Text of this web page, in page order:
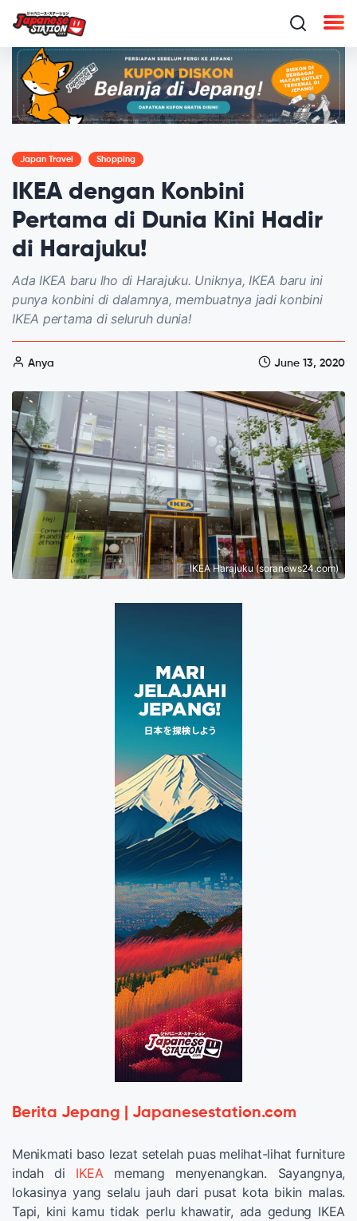
Japan Travel Shopping
IKEA dengan Konbini
Pertama di Dunia Kini Hadir
di Harajuku!
Ada IKEA baru lho di Harajuku. Uniknya, IKEA baru ini
punya konbini di dalamnya, membuatnya jadi konbini
IKEA pertama di seluruh dunia!
Anya June 13, 2020
IKEA Harajuku (soranews24.com)
Berita Jepang | Japanesestation.com
Menikmati baso lezat setelah puas melihat-lihat furniture
indah di IKEA memang menyenangkan. Sayangnya,
lokasinya yang selalu jauh dari pusat kota bikin malas.
Tapi, kini kamu tidak perlu khawatir, ada gedung IKEA